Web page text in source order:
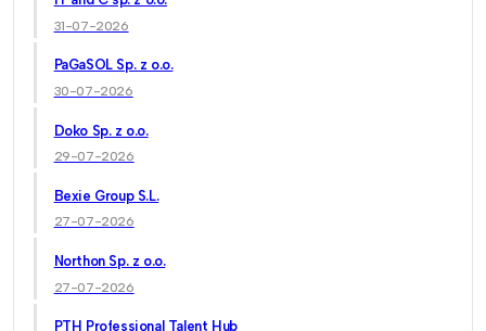
31-07-2026
PaGaSOL Sp. z o.o.
30-07-2026
Doko Sp. z o.o.
29-07-2026
Bexie Group S.L.
27-07-2026
Northon Sp. z o.o.
27-07-2026
PTH Professional Talent Hub